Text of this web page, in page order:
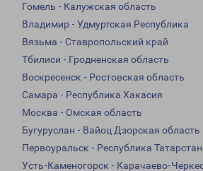
Гомель - Калужская область
Владимир - Удмуртская Республика
Вязьма - Ставропольский край
Тбилиси - Гродненская область
Воскресенск - Ростовская область
Самара - Республика Хакасия
Москва - Омская область
Бугуруслан - Вайоц Дзорская область
Первоуральск - Республика Татарстан
Усть-Каменогорск - Карачаево-